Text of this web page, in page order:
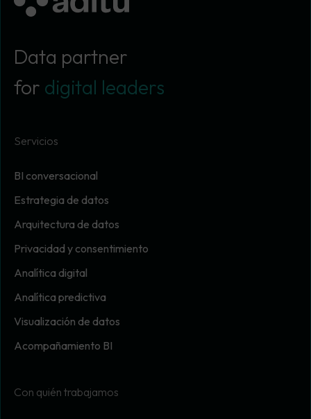
Data partner
for digital leaders
Servicios
BI conversacional
Estrategia de datos
Arquitectura de datos
Privacidad y consentimiento
Analítica digital
Analítica predictiva
Visualización de datos
Acompañamiento BI
Con quién trabajamos